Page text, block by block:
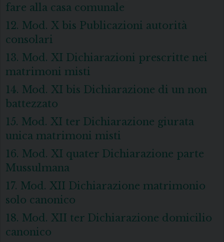
fare alla casa comunale
12. Mod. X bis Publicazioni autorità
consolari
13. Mod. XI Dichiarazioni prescritte nei
matrimoni misti
14. Mod. XI bis Dichiarazione di un non
battezzato
15. Mod. XI ter Dichiarazione giurata
unica matrimoni misti
16. Mod. XI quater Dichiarazione parte
Mussulmana
17. Mod. XII Dichiarazione matrimonio
solo canonico
18. Mod. XII ter Dichiarazione domicilio
canonico